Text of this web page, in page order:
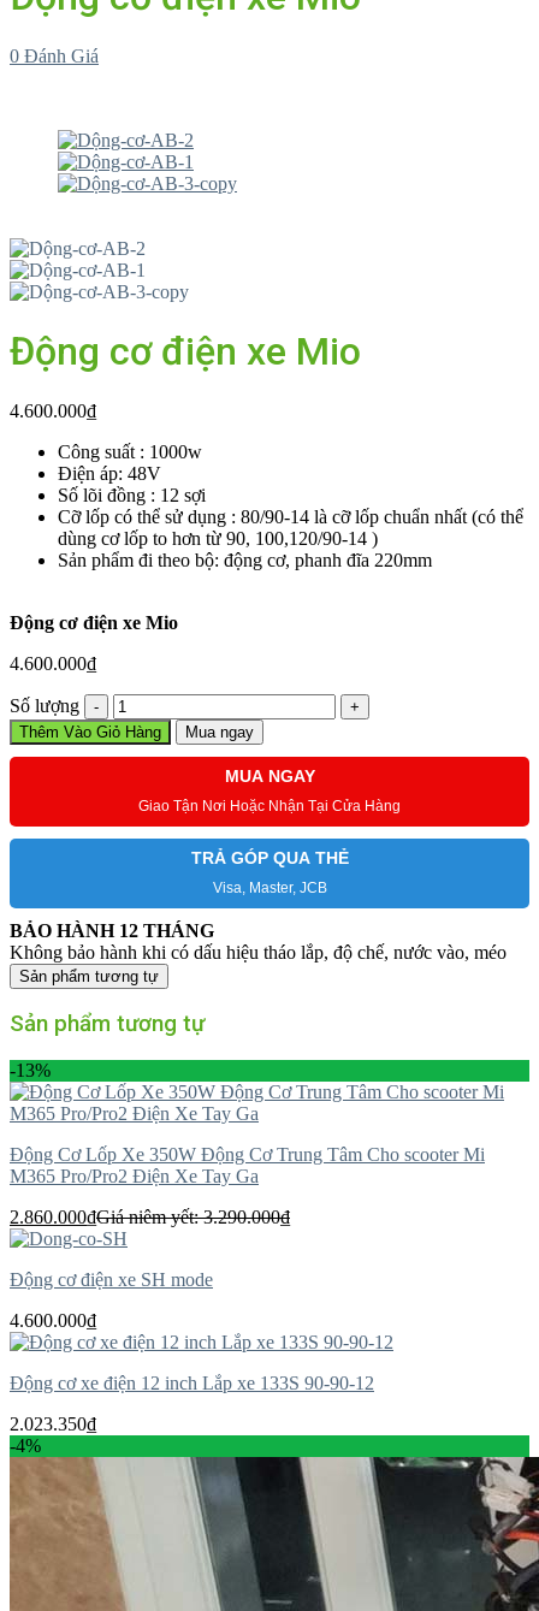
0 Đánh Giá
Động cơ điện xe Mio
4.600.000₫
Công suất : 1000w
Điện áp: 48V
Số lõi đồng : 12 sợi
Cỡ lốp có thể sử dụng : 80/90-14 là cỡ lốp chuẩn nhất (có thể
dùng cơ lốp to hơn từ 90, 100,120/90-14 )
Sản phẩm đi theo bộ: động cơ, phanh đĩa 220mm
Động cơ điện xe Mio
4.600.000₫
Số lượng
Động
cơ
điện
lượng
Thêm Vào Giỏ Hàng Mua ngay
MUA NGAY
Giao Tận Nơi Hoặc Nhận Tại Cửa Hàng
TRẢ GÓP QUA THẺ
Visa, Master, JCB
BẢO HÀNH 12 THÁNG
Không bảo hành khi có dấu hiệu tháo lắp, độ chế, nước vào, méo
Sản phẩm tương tự
Sản phẩm tương tự
-13%
Động Cơ Lốp Xe 350W Động Cơ Trung Tâm Cho scooter Mi
M365 Pro/Pro2 Điện Xe Tay Ga
2.860.000₫Giá niêm yết:3.290.000₫
Động cơ điện xe SH mode
4.600.000₫
Động cơ xe điện 12 inch Lắp xe 133S 90-90-12
2.023.350₫
-4%